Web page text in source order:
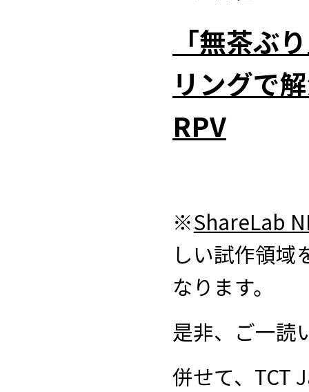
「無茶ぶ
リングで
RPV
※ShareLab
しい試作領域
なります。
是非、ご一読
併せて、TCT